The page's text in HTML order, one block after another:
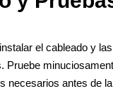
el cableado y
necesarios antes de